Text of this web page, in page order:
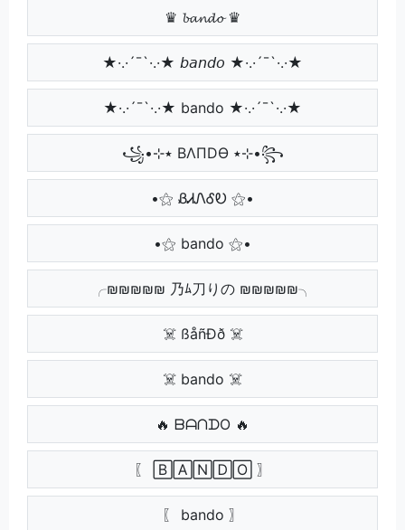
♛ 𝓫𝓪𝓷𝓭𝓸 ♛
★·.·´¯`·.·★ 𝘣𝘢𝘯𝘥𝘰 ★·.·´¯`·.·★
★·.·´¯`·.·★ bando ★·.·´¯`·.·★
꧁•⊹٭ BΛПDӨ ٭⊹•꧂
•⚝ ᏰᏗᏁᎴᎧ ⚝•
•⚝ bando ⚝•
╭₪₪₪₪₪ 乃ﾑ刀りの ₪₪₪₪₪╮
☠️ ßåñÐð ☠️
☠️ bando ☠️
🔥 ᗷᗩᑎᗪO 🔥
〖 🄱🄰🄽🄳🄾 〗
〖 bando 〗